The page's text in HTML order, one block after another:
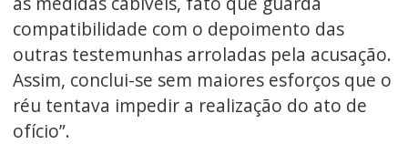
compatibilidade com o depoimento das
outras testemunhas arroladas pela acusação.
Assim, conclui-se sem maiores esforços que o
réu tentava impedir a realização do ato de
ofício”.